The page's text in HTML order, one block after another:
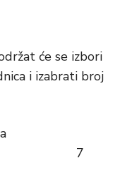
će se izbori
i izabrati broj
7